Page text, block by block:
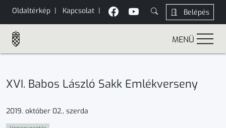
Oldaltérkép | Kapcsolat | Belépés
MENÜ
XVI. Babos László Sakk Emlékverseny
2019. október 02., szerda